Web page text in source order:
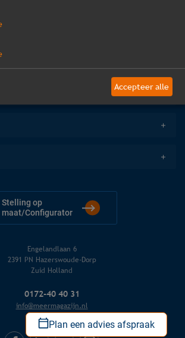
Stelling op
maat/Configurator
Engelandlaan 6
2391 PN Hazerswoude-Dorp
Zuid Holland
0172-40 40 31
info@meermagazijn.nl
Accepteer alle
Plan een advies afspraak